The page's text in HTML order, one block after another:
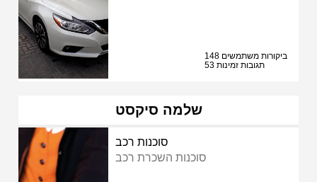
148 ביקורות משתמשים
53 תגובות זמינות
שלמה סיקסט
סוכנות רכב
סוכנות השכרת רכב